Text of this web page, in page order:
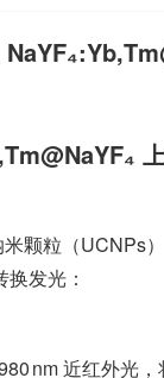
颗粒（UCNPs
发光：
nm 近红外光，